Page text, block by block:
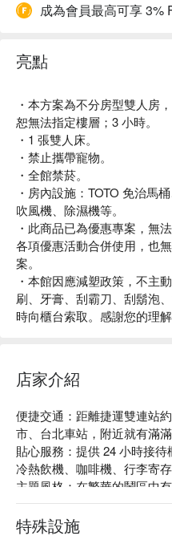
成為會員最高可享 3%
亮點
・本方案為不分房型雙人房
恕無法指定樓層；3 小時。
・1 張雙人床。
・禁止攜帶寵物。
・全館禁菸。
・房內設施：TOTO 免治馬
吹風機、除濕機等。
・此商品已為優惠專案，無
各項優惠活動合併使用，也
案。
・本館因應減塑政策，不主
刷、牙膏、刮霸刀、刮鬍泡
時向櫃台索取。感謝您的理解
店家介紹
便捷交通：距離捷運雙連站
市、台北車站，附近就有滿滿
貼心服務：提供 24 小時接待
冷熱飲機、咖啡機、行李寄存
主題風格：在繁華的鬧區中
的設計瀰漫著讓人放鬆的氛
旅程的疲憊，倒進柔軟的被窩
旅館登記編號 : 台北市旅館
特殊設施